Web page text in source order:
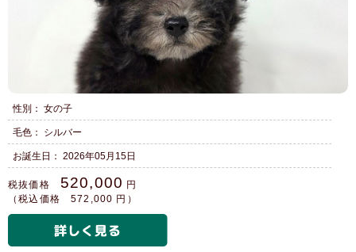
性別： 女の子
毛色： シルバー
お誕生日： 2026年05月15日
税抜価格 520,000 円
（税込価格 572,000 円）